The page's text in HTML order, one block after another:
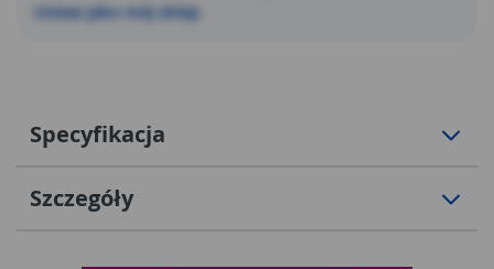
Ustaw jako mój sklep
Specyfikacja
Szczegóły